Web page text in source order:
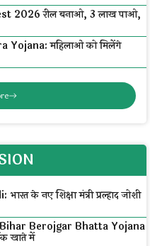
रील बनाओ, ₹3 लाख पाओ,
महिलाओं को मिलेंगे
के नए शिक्षा मंत्री प्रल्हाद जोशी
Berojgar Bhatta Yojana
खाते में